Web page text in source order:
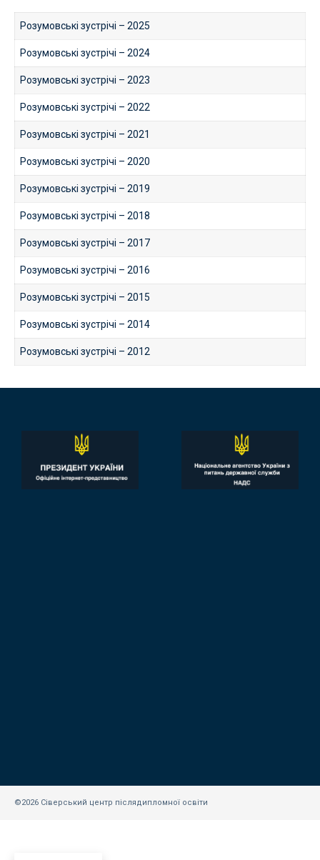
Розумовські зустрічі – 2025
Розумовські зустрічі – 2024
Розумовські зустрічі – 2023
Розумовські зустрічі – 2022
Розумовські зустрічі – 2021
Розумовські зустрічі – 2020
Розумовські зустрічі – 2019
Розумовські зустрічі – 2018
Розумовські зустрічі – 2017
Розумовські зустрічі – 2016
Розумовські зустрічі – 2015
Розумовські зустрічі – 2014
Розумовські зустрічі – 2012
©2026 Сіверський центр післядипломної освіти